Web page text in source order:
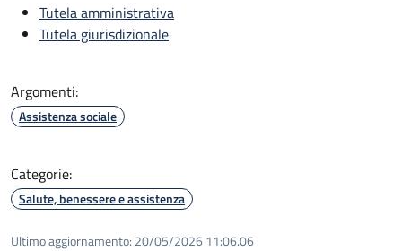
Tutela amministrativa
Tutela giurisdizionale
Argomenti:
Assistenza sociale
Categorie:
Salute, benessere e assistenza
Ultimo aggiornamento: 20/05/2026 11:06.06